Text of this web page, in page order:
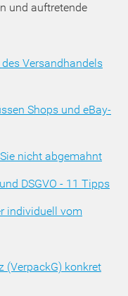
und auftretende
Versandhandels
Shops und eBay-
nicht abgemahnt
DSGVO - 11 Tipps
individuell vom
(VerpackG) konkret